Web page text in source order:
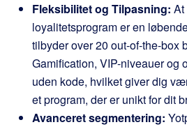
Fleksibilitet og Tilpasning:
loyalitetsprogram er en
tilbyder over 20 out-of-the-box
Gamification, VIP-niveauer og
uden kode, hvilket giver dig
et program, der er unikt for dit
Avanceret segmentering: